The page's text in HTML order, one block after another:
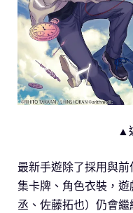
▲
最新手遊除了採用與
集卡牌、角色衣裝，
丞、佐藤拓也）仍會